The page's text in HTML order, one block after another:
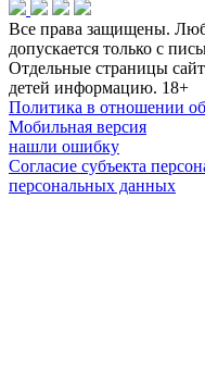
Все права защищены.
допускается только с
Отдельные страницы
детей информацию. 18+
Политика в отношении
Мобильная версия
нашли ошибку
Согласие субъекта
персональных данных